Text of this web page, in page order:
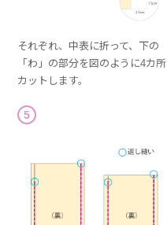
それぞれ、中表に折って、下の
「わ」の部分を図のように4カ所
カットします。
5